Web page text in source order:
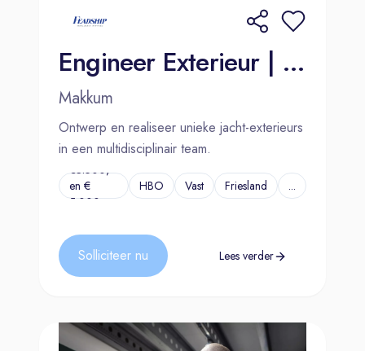
Engineer Exterieur | Makkum
Makkum
Ontwerp en realiseer unieke jacht-exterieurs
in een multidisciplinair team.
€3.500,-
en €
5.000,-
HBO Vast Friesland ...
Solliciteer nu Lees verder